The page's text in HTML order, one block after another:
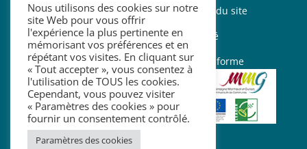
Mentions légales–Contact–Plan du site
– Politique de confidentialité
–Accessibilité : partiellement conforme
Nous utilisons des cookies sur notre
site Web pour vous offrir
l'expérience la plus pertinente en
mémorisant vos préférences et en
répétant vos visites. En cliquant sur
« Tout accepter », vous consentez à
l'utilisation de TOUS les cookies.
Cependant, vous pouvez visiter
« Paramètres des cookies » pour
fournir un consentement contrôlé.
Paramètres des cookies